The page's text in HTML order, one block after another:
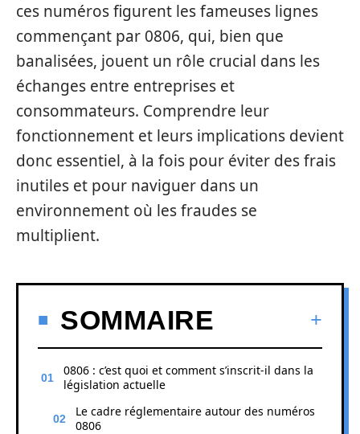
ces numéros figurent les fameuses lignes
commençant par 0806, qui, bien que
banalisées, jouent un rôle crucial dans les
échanges entre entreprises et
consommateurs. Comprendre leur
fonctionnement et leurs implications devient
donc essentiel, à la fois pour éviter des frais
inutiles et pour naviguer dans un
environnement où les fraudes se
multiplient.
SOMMAIRE
0806 : c’est quoi et comment s’inscrit-il dans la
législation actuelle
Le cadre réglementaire autour des numéros
0806